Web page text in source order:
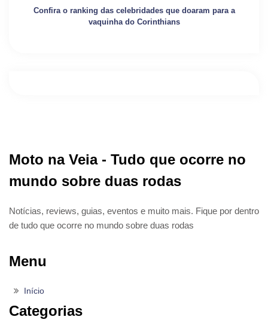
Confira o ranking das celebridades que doaram para a
vaquinha do Corinthians
Moto na Veia - Tudo que ocorre no
mundo sobre duas rodas
Notícias, reviews, guias, eventos e muito mais. Fique por dentro
de tudo que ocorre no mundo sobre duas rodas
Menu
Início
Categorias